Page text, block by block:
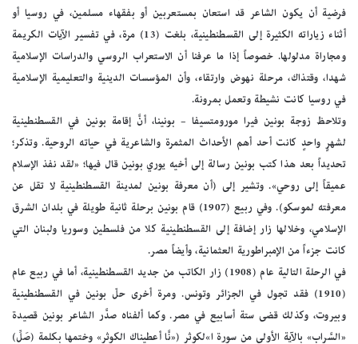
فرضية أن يكون الشاعر قد استعان بمستعربين أو بفقهاء مسلمين، في روسيا أو
أثناء زياراته الكثيرة إلى القسطنطينية، بلغت (13) مرة، في تفسير الآيات الكريمة
ومجاراة مدلولها. خصوصاً إذا ما عرفنا أن الاستعراب الروسي والدراسات الإسلامية
شهدا، وقتذاك، مرحلة نهوض وارتقاء، وأن المؤسسات الدينية والتعليمية الإسلامية
في روسيا كانت نشيطة وتعمل بمرونة.
وتلاحظ زوجة بونين فيرا مورومتسيفا – بونينا، أنَّ إقامة بونين في القسطنطينية
لشهرٍ واحدٍ كانت أحد أهم الأحداث المثمرة والشاعرية في حياته الروحية. وتذكر؛
تحديداً بعد هذا كتب بونين رسالة إلى أخيه يوري بونين قال فيها؛ «لقد نفذ الإسلام
عميقاً إلى روحي». وتشير إلى (أن معرفة بونين لمدينة القسطنطينية لا تقل عن
معرفته لموسكو). وفي ربيع (1907) قام بونين برحلة ثانية طويلة في بلدان الشرق
الإسلامي، وخلالها زار إضافة إلى القسطنطينية كلا من فلسطين وسوريا ولبنان التي
كانت جزءاً من الإمبراطورية العثمانية، وأيضاً مصر.
في الرحلة التالية عام (1908) زار الكاتب من جديد القسطنطينية، أما في ربيع عام
(1910) فقد تجول في الجزائر وتونس. ومرة أخرى حلّ بونين في القسطنطينية
وبيروت، وكذلك قضى ستة أسابيع في مصر. وكما ألفناه صدَّر الشاعر بونين قصيدة
«السَّراب» بالآية الأولى من سورة ا»لكوثر («نَّا أعطيناك الكوثر» وختمها بكلمة (صَلِّ)